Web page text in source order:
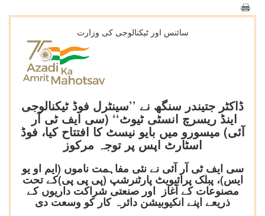
سائنس اور ٹیکنالوجی کی وزارت
ڈاکٹر جتیندر سنگھ نے ’’سینٹرل فوڈ ٹیکنالوجی
اینڈ ریسرچ انسٹی ٹیوٹ‘‘ (سی ایف ٹی آر
آئی) میسورو میں بایو نیسٹ کا افتتاح کیا، فوڈ
اسٹارٹ اپس پر توجہ مرکوز
سی ایف ٹی آر آئی نے نئی مفاہمت ناموں (ایم او یو
ایس)، پبلک پرائیویٹ پارٹنرشپ (پی پی پی)کے تحت
مصنوعات کے آغاز اور صنعتی شراکت داریوں کے
ذریعے اپنے انکیوبیشن دائرہ کار کو وسعت دی